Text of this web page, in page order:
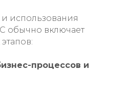
использования
обычно включает
процессов и